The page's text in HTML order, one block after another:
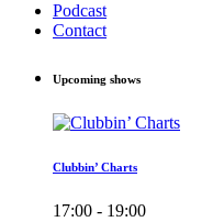
Podcast
Contact
Upcoming shows
Clubbin’ Charts
17:00 - 19:00